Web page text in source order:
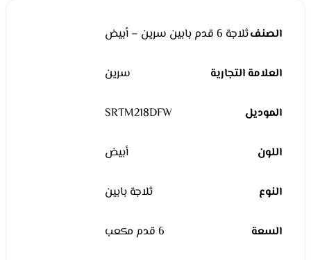
الصنفثلاجة 6 قدم بابين سرين – أبيض
العلامة التجارية سرين
الموديل SRTM218DFW
اللون أبيض
النوع ثلاجة بابين
السعة 6 قدم مكعب